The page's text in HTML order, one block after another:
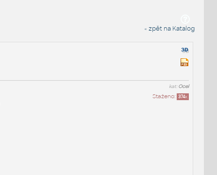
« zpět na Katalog
kat:Ocel
Staženo: 374x